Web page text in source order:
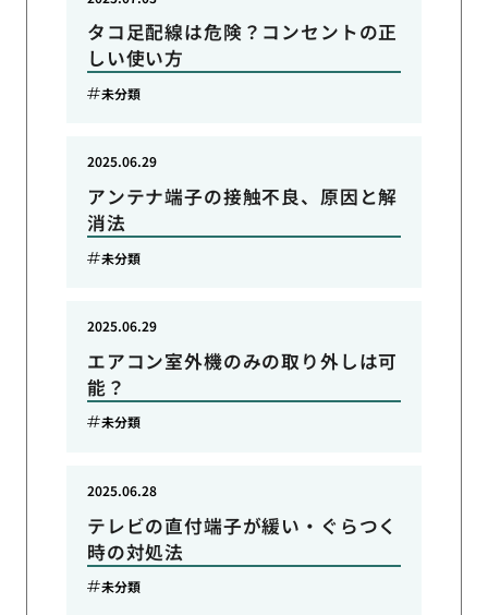
タコ足配線は危険？コンセントの正
しい使い方
未分類
アンテナ端子の接触不良、原因と解
消法
2025.06.29
未分類
エアコン室外機のみの取り外しは可
能？
2025.06.29
未分類
テレビの直付端子が緩い・ぐらつく
時の対処法
2025.06.28
未分類